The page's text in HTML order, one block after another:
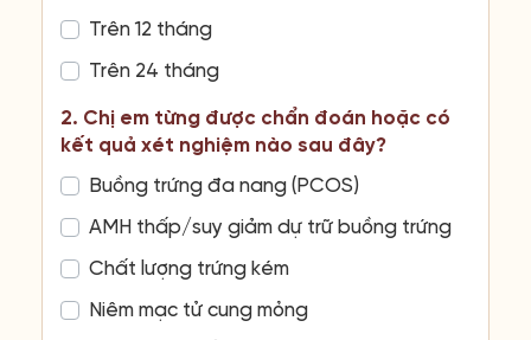
Trên 12 tháng
Trên 24 tháng
2. Chị em từng được chẩn đoán hoặc có
kết quả xét nghiệm nào sau đây?
Buồng trứng đa nang (PCOS)
AMH thấp/suy giảm dự trữ buồng trứng
Chất lượng trứng kém
Niêm mạc tử cung mỏng